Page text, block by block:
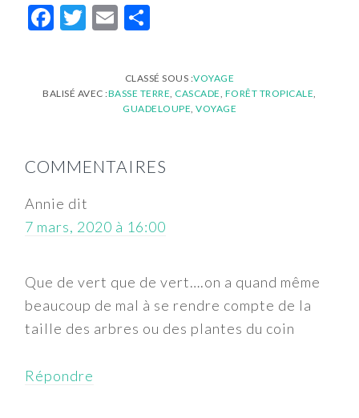
Facebook
Twitter
Email
CLASSÉ SOUS :VOYAGE
BALISÉ AVEC :BASSE TERRE CASCADE FORÊT TROPICALE
GUADELOUPE VOYAGE
DU
LECTEUR
COMMENTAIRES
Annie dit
7 mars, 2020 à 16:00
Que de vert que de vert….on a quand même
beaucoup de mal à se rendre compte de la
taille des arbres ou des plantes du coin
Répondre